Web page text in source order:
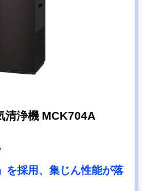
清浄機 MCK704A
を採用、集じん性能が落